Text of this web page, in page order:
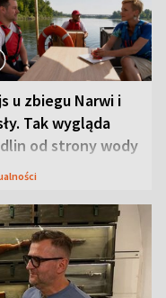
u zbiegu Narwi i
Tak wygląda
od strony wody